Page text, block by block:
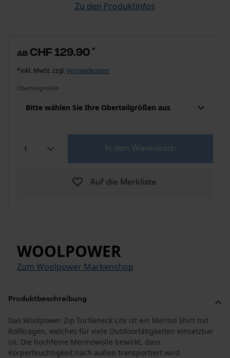
Zu den Produktinfos
ab CHF 129.90 *
*inkl. MwSt. zzgl. Versandkosten
Oberteilgrößen
Bitte wählen Sie Ihre Oberteilgrößen aus
In den Warenkorb
Auf die Merkliste
WOOLPOWER
Zum Woolpower Markenshop
Produktbeschreibung
Das Woolpower Zip Turtleneck Lite ist ein Merino Shirt mit
Rollkragen, welches für viele Outdoortätigkeiten einsetzbar
ist. Die hochfeine Merinowolle bewirkt, dass
Körperfeuchtigkeit nach außen transportiert wird.